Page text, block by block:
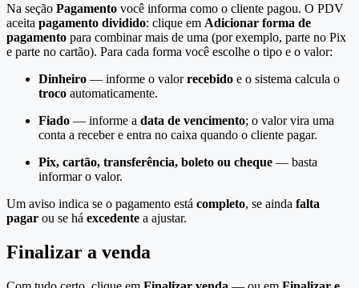
Na seção Pagamento você informa como o cliente pagou. O PDV
aceita pagamento dividido: clique em Adicionar forma de
pagamento para combinar mais de uma (por exemplo, parte no Pix
e parte no cartão). Para cada forma você escolhe o tipo e o valor:
Dinheiro — informe o valorrecebido e o sistema calcula o
troco automaticamente.
Fiado — informe a data de vencimento; o valor vira uma
conta a receber e entra no caixa quando o cliente pagar.
Pix, cartão, transferência, boleto ou cheque — basta
informar o valor.
Um aviso indica se o pagamento está completo, se ainda falta
pagar ou se há excedente a ajustar.
Finalizar a venda